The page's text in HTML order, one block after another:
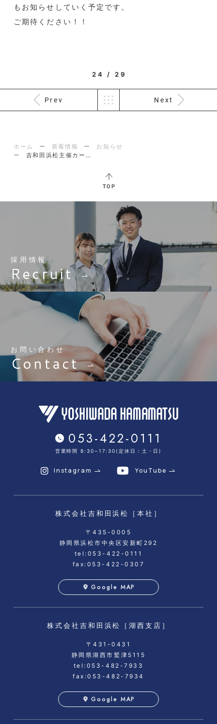
もお知らせしていく予定です。
ご期待ください！！
24 / 29
Prev Next
ホーム 新着情報
お知らせ
吉和田浜松主催カーボンニュートラルフェアを開催しました【5/21（水）5/...
TOP
採用情報
Recruit
お問い合わせ
Contact
053-422-0111
営業時間 8:30~17:30(定休日：土・日)
Instagram YouTube
株式会社吉和田浜松 ［本社］
〒435-0005
静岡県浜松市中央区安新町292
tel:053-422-0111
fax:053-422-0307
Google MAP
株式会社吉和田浜松 ［湖西支店］
〒431-0431
静岡県湖西市鷲津5115
tel:053-482-7933
fax:053-482-7934
Google MAP